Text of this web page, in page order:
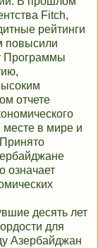
Fitch,
рейтинги
повысили
Программы
отчете
в мире и
означает
десять лет
для
Азербайджан